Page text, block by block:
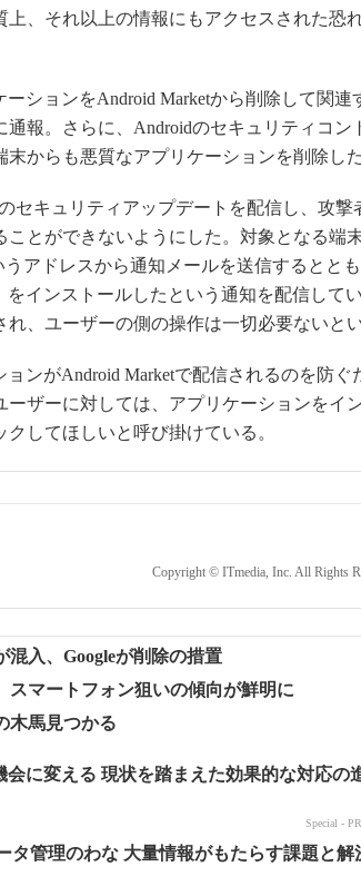
、それ以上の情報にもアクセスされた恐
ションをAndroid Marketから削除して関連
報。さらに、Androidのセキュリティコン
からも悪質なアプリケーションを削除した
セキュリティアップデートを配信し、攻撃
とができないようにした。対象となる端
うアドレスから通知メールを送信するととも
をインストールしたという通知を配信してい
、ユーザーの側の操作は一切必要ないとい
ンがAndroid Marketで配信されるのを防ぐ
ザーに対しては、アプリケーションをイ
してほしいと呼び掛けている。
Copyright © ITmedia, Inc. All Rights
入、Googleが削除の措置
マートフォン狙いの傾向が鮮明に
木馬見つかる